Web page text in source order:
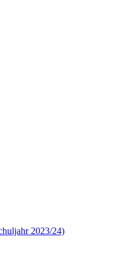
2023/24)